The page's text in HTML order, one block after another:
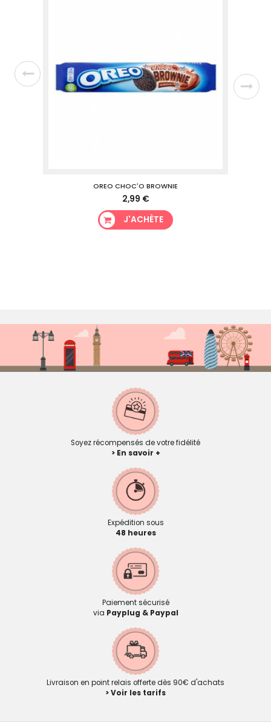
OREO CHOC'O BROWNIE
2,99 €
J'ACHÈTE
Soyez récompensés de votre fidélité
> En savoir +
Expédition sous
48 heures
Paiement sécurisé
via Payplug & Paypal
Livraison en point relais offerte dès 90€ d'achats
> Voir les tarifs